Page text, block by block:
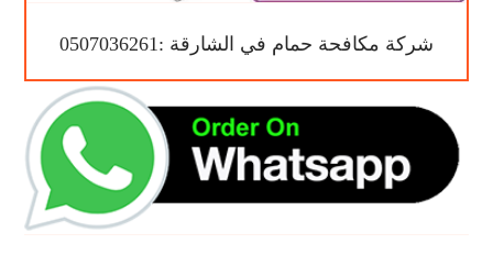
شركة مكافحة حمام في الشارقة :0507036261